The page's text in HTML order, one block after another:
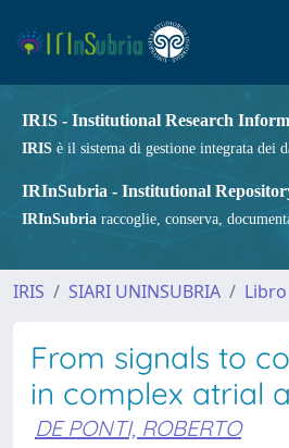
IRIS - Institutional Research
IRIS è il sistema di gestione integrata dei
IRInSubria - Institutional
IRInSubria raccoglie, conserva,
IRIS SIARI UNINSUBRIA Libro
From signals to
in complex atrial
DE PONTI, ROBERTO